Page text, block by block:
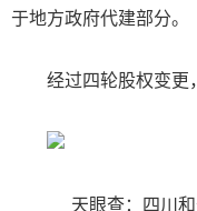
于地方政府代建部分。
经过四轮股权变更
天眼查：四川